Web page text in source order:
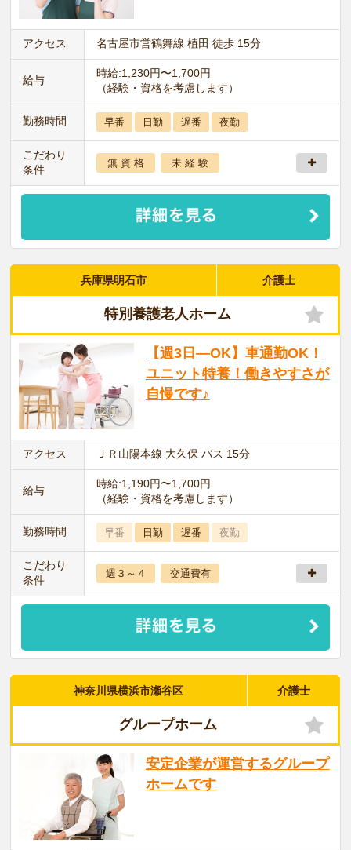
アクセス 名古屋市営鶴舞線 植田 徒歩 15分
給与
時給:1,230円〜1,700円
（経験・資格を考慮します）
勤務時間 早番 日勤 遅番 夜勤
こだわり
条件
無 資 格 未 経 験
兵庫県明石市 介護士
特別養護老人ホーム
【週3日―OK】車通勤OK！
ユニット特養！働きやすさが
自慢です♪
アクセス ＪＲ山陽本線 大久保 バス 15分
給与
時給:1,190円〜1,700円
（経験・資格を考慮します）
勤務時間 早番 日勤 遅番 夜勤
こだわり
条件
週３～４ 交通費有
神奈川県横浜市瀬谷区 介護士
グループホーム
安定企業が運営するグループ
ホームです